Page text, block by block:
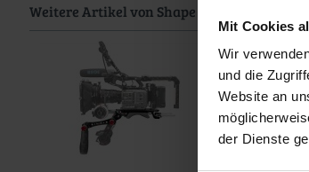
Mit Cookies
Wir
und die
Website an
der Dienste
Weitere Artikel von Shape ansehen